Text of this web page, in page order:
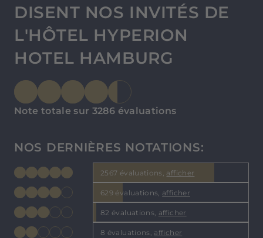
DISENT NOS INVITÉS DE
L'HÔTEL HYPERION
HOTEL HAMBURG
Note totale sur 3286 évaluations
NOS DERNIÈRES NOTATIONS:
2567 évaluations, afficher
629 évaluations, afficher
82 évaluations, afficher
8 évaluations, afficher